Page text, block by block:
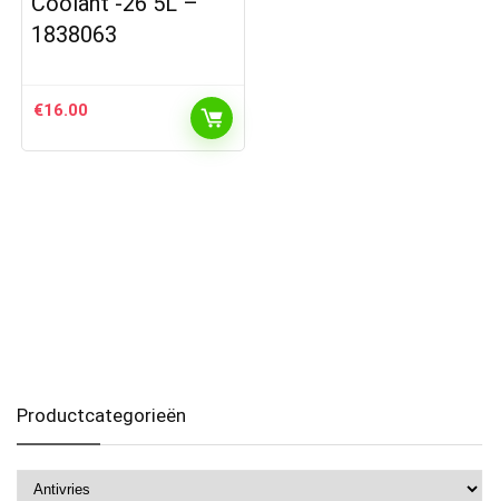
1838063
€16.00
Productcategorieën